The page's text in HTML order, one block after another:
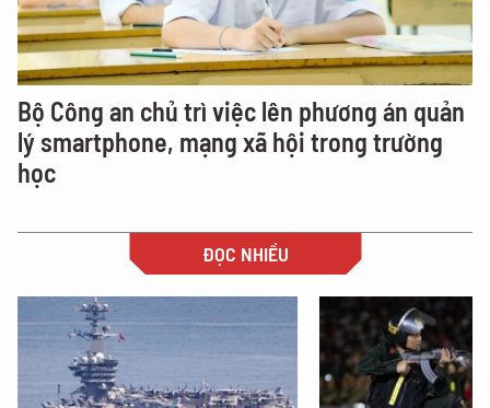
Bộ Công an chủ trì việc lên phương án quản
lý smartphone, mạng xã hội trong trường
học
ĐỌC NHIỀU